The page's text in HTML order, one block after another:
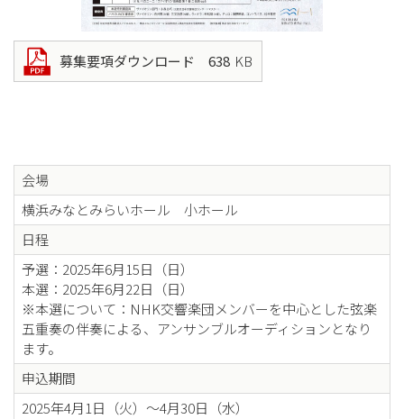
募集要項ダウンロード 638 KB
会場
横浜みなとみらいホール 小ホール
日程
予選：2025年6月15日（日）
本選：2025年6月22日（日）
※本選について：NHK交響楽団メンバーを中心とした弦楽
五重奏の伴奏による、アンサンブルオーディションとなり
ます。
申込期間
2025年4月1日（火）～4月30日（水）